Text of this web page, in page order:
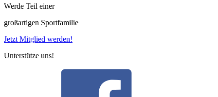
Werde Teil einer
großartigen Sportfamilie
Jetzt Mitglied werden!
Unterstütze uns!